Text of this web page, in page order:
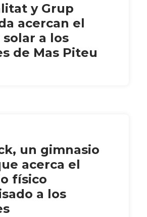
y Grup
acercan el
a los
de Mas Piteu
un gimnasio
acerca el
físico
a los